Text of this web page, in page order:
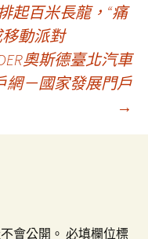
起百米長龍，“痛
移動派對
奧斯德臺北汽車
網－國家發展門戶
→
會公開。 必填欄位標